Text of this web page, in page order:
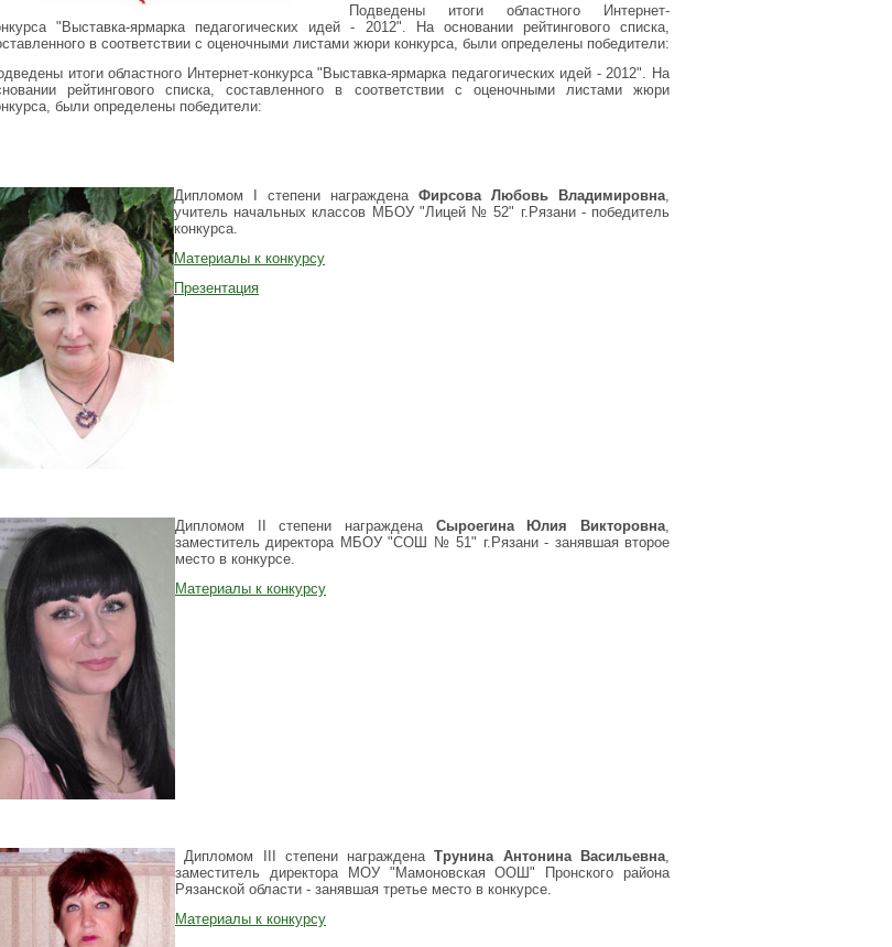
Подведены итоги областного Интернет-
"Выставка-ярмарка педагогических идей - 2012". На основании рейтингового списка,
в соответствии с оценочными листами жюри конкурса, были определены победители:
итоги областного Интернет-конкурса "Выставка-ярмарка педагогических идей - 2012". На
рейтингового списка, составленного в соответствии с оценочными листами жюри
были определены победители:
Дипломом I степени награждена Фирсова Любовь Владимировна
учитель начальных классов МБОУ "Лицей № 52" г.Рязани - победитель
конкурса.
Материалы к конкурсу
Презентация
Дипломом II степени награждена Сыроегина Юлия Викторовна
заместитель директора МБОУ "СОШ № 51" г.Рязани - занявшая второе
место в конкурсе.
Материалы к конкурсу
Дипломом III степени награжденаТрунина Антонина Васильевна
заместитель директора МОУ "Мамоновская ООШ" Пронского района
Рязанской области - занявшая третье место в конкурсе.
Материалы к конкурсу